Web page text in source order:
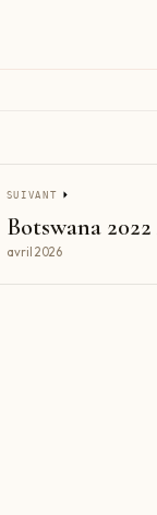
SUIVANT
Botswana
avril 2026